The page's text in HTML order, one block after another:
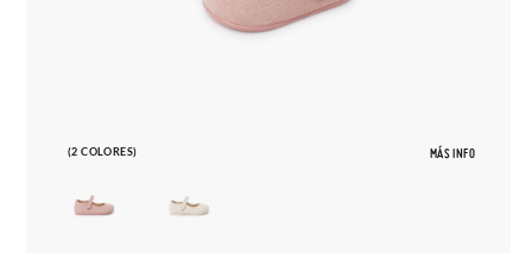
(2 COLORES) MÁS INFO